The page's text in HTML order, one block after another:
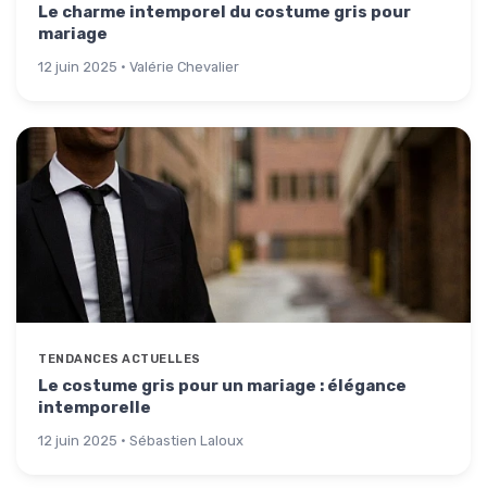
Le charme intemporel du costume gris pour
mariage
12 juin 2025 · Valérie Chevalier
TENDANCES ACTUELLES
Le costume gris pour un mariage : élégance
intemporelle
12 juin 2025 · Sébastien Laloux